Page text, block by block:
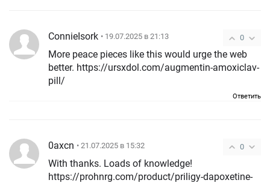
0
ConnieIsork • 19.07.2025 в 21:13
More peace pieces like this would urge the web
better. https://ursxdol.com/augmentin-amoxiclav-
pill/
Ответить
0
0axcn • 21.07.2025 в 15:32
With thanks. Loads of knowledge!
https://prohnrg.com/product/priligy-dapoxetine-